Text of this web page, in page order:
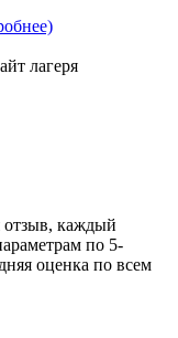
лагеря
отзыв, каждый
по 5-
оценка по всем